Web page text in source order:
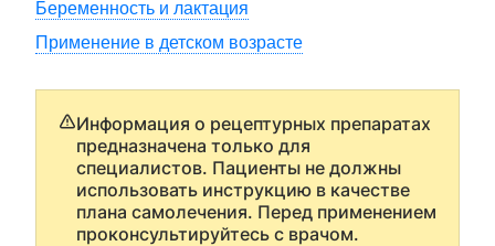
Беременность и лактация
Применение в детском возрасте
Информация о рецептурных препаратах
предназначена только для
специалистов. Пациенты не должны
использовать инструкцию в качестве
плана самолечения. Перед применением
проконсультируйтесь с врачом.